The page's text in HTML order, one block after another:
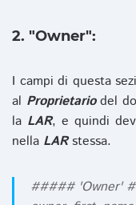
2. "Owner":
I campi di questa
al Proprietariodel
la LAR, e quindi
nella LARstessa.
##### 'Owner'